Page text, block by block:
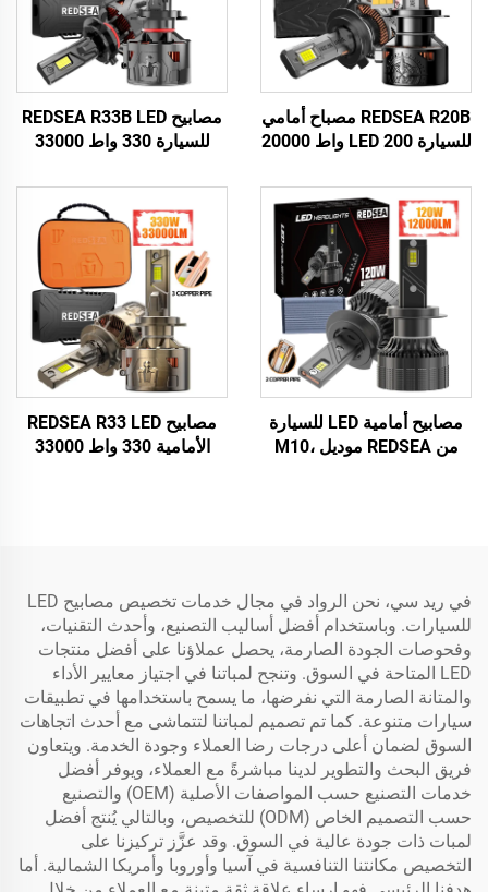
REDSEA R20B مصباح أمامي
للسيارة LED 200 واط 20000
مصابيح REDSEA R33B LED
للسيارة 330 واط 33000
مصابيح أمامية LED للسيارة
من REDSEA موديل M10،
مصابيح REDSEA R33 LED
الأمامية 330 واط 33000
في ريد سي، نحن الرواد في مجال خدمات تخصيص مصابيح LED
للسيارات. وباستخدام أفضل أساليب التصنيع، وأحدث التقنيات،
وفحوصات الجودة الصارمة، يحصل عملاؤنا على أفضل منتجات
LED المتاحة في السوق. وتنجح لمباتنا في اجتياز معايير الأداء
والمتانة الصارمة التي نفرضها، ما يسمح باستخدامها في تطبيقات
سيارات متنوعة. كما تم تصميم لمباتنا لتتماشى مع أحدث اتجاهات
السوق لضمان أعلى درجات رضا العملاء وجودة الخدمة. ويتعاون
فريق البحث والتطوير لدينا مباشرةً مع العملاء، ويوفر أفضل
خدمات التصنيع حسب المواصفات الأصلية (OEM) والتصنيع
حسب التصميم الخاص (ODM) للتخصيص، وبالتالي يُنتج أفضل
لمبات ذات جودة عالية في السوق. وقد عزَّز تركيزنا على
التخصيص مكانتنا التنافسية في آسيا وأوروبا وأمريكا الشمالية. أما